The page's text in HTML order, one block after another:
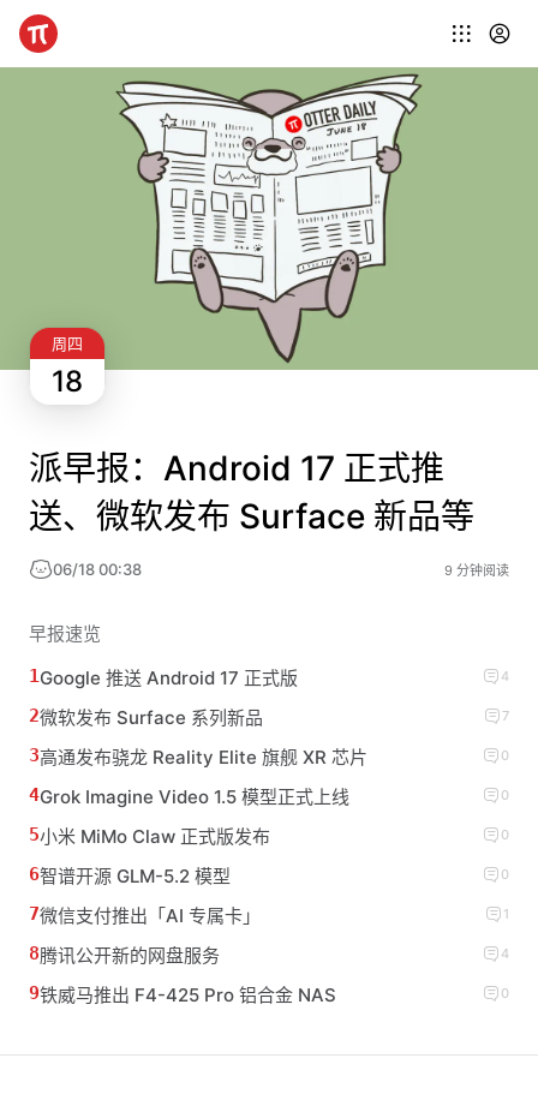
周四
18
派早报：Android 17 正式推
送、微软发布 Surface 新品等
06/18 00:38 9 分钟阅读
早报速览
Google 推送 Android 17 正式版
4
微软发布 Surface 系列新品 7
高通发布骁龙 Reality Elite 旗舰 XR 芯片 0
Grok Imagine Video 1.5 模型正式上线 0
小米 MiMo Claw 正式版发布 0
智谱开源 GLM-5.2 模型 0
微信支付推出「AI 专属卡」 1
腾讯公开新的网盘服务 4
铁威马推出 F4-425 Pro 铝合金 NAS 0